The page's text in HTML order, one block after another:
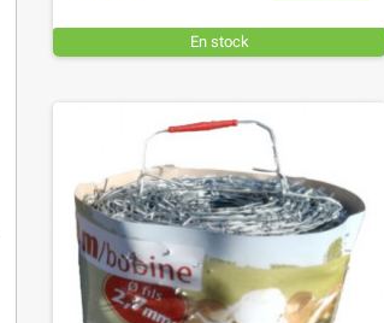
INDICATEUR DE SERRAGE 27
0,85 €TTC
En stock